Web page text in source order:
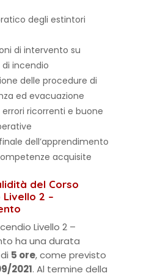
degli estintori
di intervento su
incendio
delle procedure di
ed evacuazione
errori ricorrenti e buone
dell’apprendimento
acquisite
del Corso
2 –
Livello 2 –
ha una durata
5 ore, come previsto
2021. Al termine della